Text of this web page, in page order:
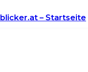
– Startseite